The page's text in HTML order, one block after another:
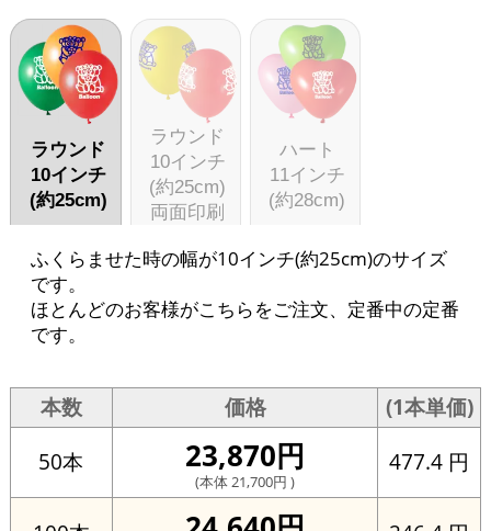
ラウンド
10インチ
(約25cm)
ラウンド
10インチ
(約25cm)
両面印刷
ハート
11インチ
(約28cm)
ふくらませた時の幅が10インチ(約25cm)のサイズ
です。
ほとんどのお客様がこちらをご注文、定番中の定番
です。
本数 価格 (1本単価)
50本 23,870円
(本体 21,700円 )
477.4 円